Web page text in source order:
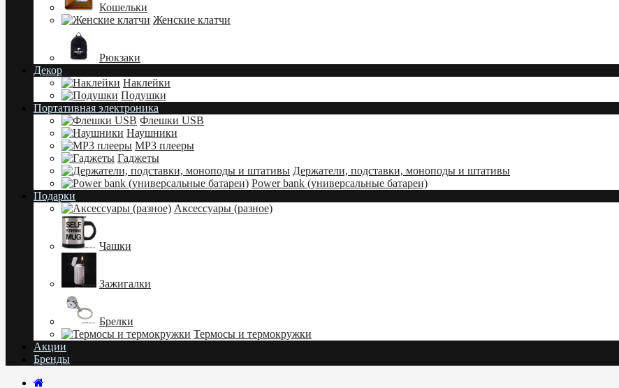
Кошельки
Женские клатчи
Рюкзаки
Декор
Наклейки
Подушки
Портативная электроника
Флешки USB
Наушники
MP3 плееры
Гаджеты
Держатели, подставки, моноподы и штативы
Power bank (универсальные батареи)
Подарки
Аксессуары (разное)
Чашки
Зажигалки
Брелки
Термосы и термокружки
Акции
Бренды